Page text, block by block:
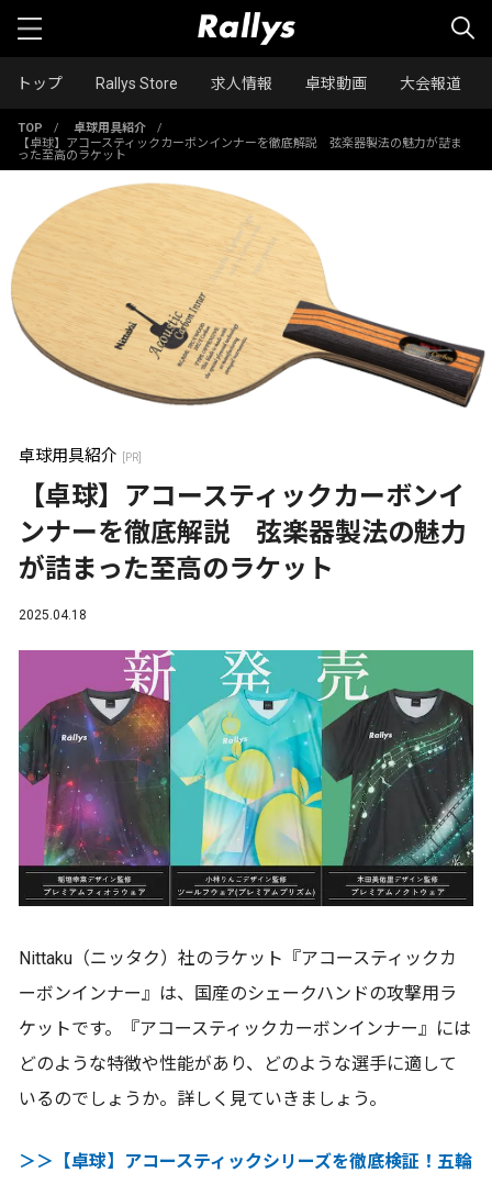
トップ Rallys Store 求人情報 卓球動画 大会報道
TOP / 卓球用具紹介
/
【卓球】アコースティックカーボンインナーを徹底解説 弦楽器製法の魅力が詰ま
った至高のラケット
卓球用具紹介 [PR]
【卓球】アコースティックカーボンイ
ンナーを徹底解説 弦楽器製法の魅力
が詰まった至高のラケット
2025.04.18
Nittaku（ニッタク）社のラケット『アコースティックカ
ーボンインナー』は、国産のシェークハンドの攻撃用ラ
ケットです。『アコースティックカーボンインナー』には
どのような特徴や性能があり、どのような選手に適して
いるのでしょうか。詳しく見ていきましょう。
＞＞【卓球】アコースティックシリーズを徹底検証！五輪